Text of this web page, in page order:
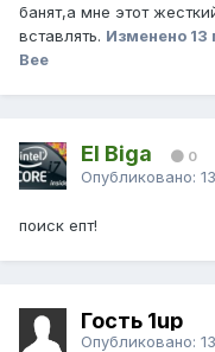
банят,а мне этот
вставлять. Изменено 13
Bee
El Biga 0
Опубликовано:
поиск епт!
Гость 1up
Опубликовано: